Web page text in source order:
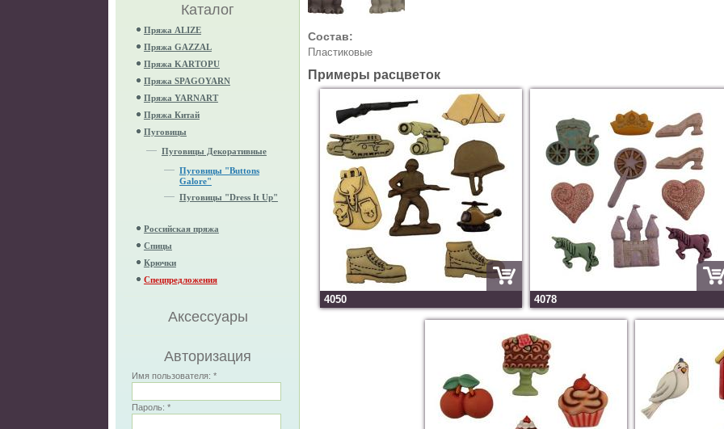
Каталог
Пряжа ALIZE
Пряжа GAZZAL
Пряжа KARTOPU
Пряжа SPAGOYARN
Пряжа YARNART
Пряжа Китай
Пуговицы
Пуговицы Декоративные
Пуговицы "Buttons
Galore"
Пуговицы "Dress It Up"
Российская пряжа
Спицы
Крючки
Спецпредложения
Аксессуары
Авторизация
Имя пользователя:*
Пароль:*
Состав:
Пластиковые
Примеры расцветок
4050 4078